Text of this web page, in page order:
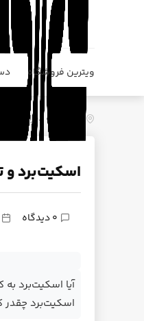
ویترین فروشگاه
فروشگاه دیزایر
اسکیت‌برد و
0 دیدگاه
آیا اسکیت‌برد
اسکیت‌برد چقدر